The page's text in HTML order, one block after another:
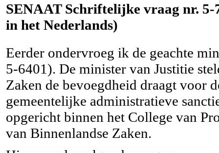
SENAAT Schriftelijke vraag nr. 5-
in het Nederlands)
Eerder ondervroeg ik de geachte
5-6401). De minister van Justitie
Zaken de bevoegdheid draagt voor
gemeentelijke administratieve
opgericht binnen het College van
van Binnenlandse Zaken.